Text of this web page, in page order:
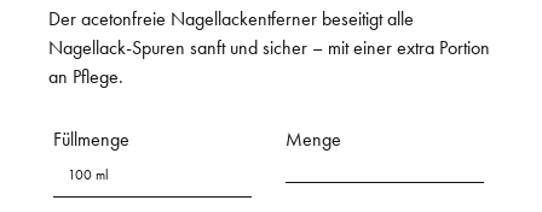
Der acetonfreie Nagellackentferner beseitigt alle
Nagellack-Spuren sanft und sicher – mit einer extra Portion
an Pflege.
Füllmenge
100 ml
Menge